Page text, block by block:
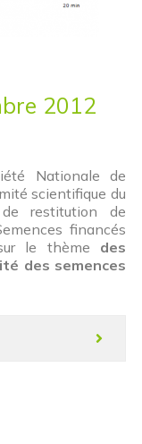
2012
Nationale de
scientifique du
restitution de
financés
le thème des
des semences